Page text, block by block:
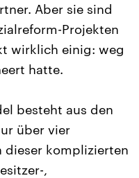
Aber sie sind
Projekten
wirklich einig: weg
hatte.
besteht aus den
über vier
dieser komplizierten
,